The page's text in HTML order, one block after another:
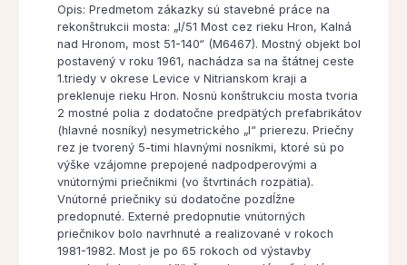
Opis: Predmetom zákazky sú stavebné práce na
rekonštrukcii mosta: „I/51 Most cez rieku Hron, Kalná
nad Hronom, most 51-140“ (M6467). Mostný objekt bol
postavený v roku 1961, nachádza sa na štátnej ceste
1.triedy v okrese Levice v Nitrianskom kraji a
preklenuje rieku Hron. Nosnú konštrukciu mosta tvoria
2 mostné polia z dodatočne predpätých prefabrikátov
(hlavné nosníky) nesymetrického „I“ prierezu. Priečny
rez je tvorený 5-timi hlavnými nosníkmi, ktoré sú po
výške vzájomne prepojené nadpodperovými a
vnútornými priečnikmi (vo štvrtinách rozpätia).
Vnútorné priečniky sú dodatočne pozdĺžne
predopnuté. Externé predopnutie vnútorných
priečnikov bolo navrhnuté a realizované v rokoch
1981-1982. Most je po 65 rokoch od výstavby